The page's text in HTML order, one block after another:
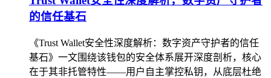
的信任基石
《Trust Wallet安全性深度解析：数字资产守护者的信任
基石》一文围绕该钱包的安全体系展开深度剖析，核心
在于其非托管特性——用户自主掌控私钥，从底层杜绝